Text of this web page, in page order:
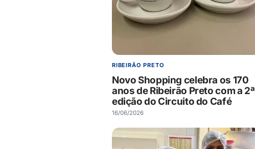
RIBEIRÃO PRETO
Novo Shopping celebra os 170
anos de Ribeirão Preto com a 2ª
edição do Circuito do Café
16/06/2026